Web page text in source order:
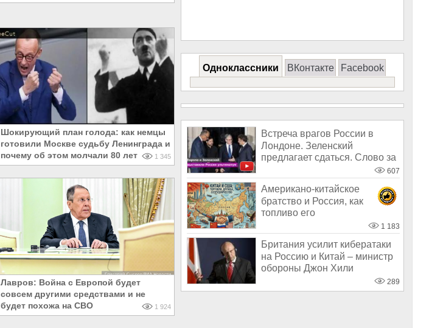
Шокирующий план голода: как немцы
готовили Москве судьбу Ленинграда и
почему об этом молчали 80 лет
1 345
Лавров: Война с Европой будет
совсем другими средствами и не
будет похожа на СВО
1 924
Одноклассники ВКонтакте Facebook
Встреча врагов России в
Лондоне. Зеленский
предлагает сдаться. Слово за
607
Американо-китайское
братство и Россия, как
топливо его
1 183
Британия усилит кибератаки
на Россию и Китай – министр
обороны Джон Хили
289